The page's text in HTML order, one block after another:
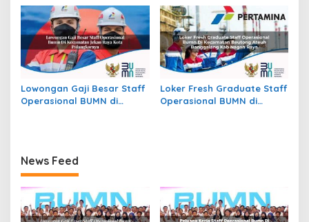
Simalungun
Jepara
Lowongan Gaji Besar Staff
Operasional BUMN di
Loker Fresh Graduate Staff
Operasional BUMN di
News Feed